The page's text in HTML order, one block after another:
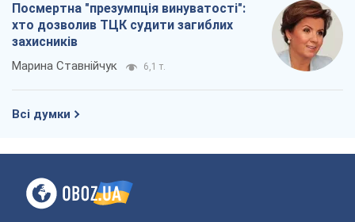
Посмертна "презумпція винуватості":
хто дозволив ТЦК судити загиблих
захисників
Марина Ставнійчук 6,1 т.
Всі думки